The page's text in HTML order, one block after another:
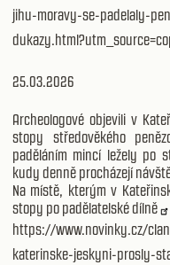
jihu-moravy-se-padelaly-
25.03.2026
Archeologové objevili v
stopy středověkého
paděláním mincí ležely po
kudy denně procházejí
Na místě, kterým v
stopy po padělatelské dílně
https://www.novinky.cz/
katerinske-jeskyni-prosly-